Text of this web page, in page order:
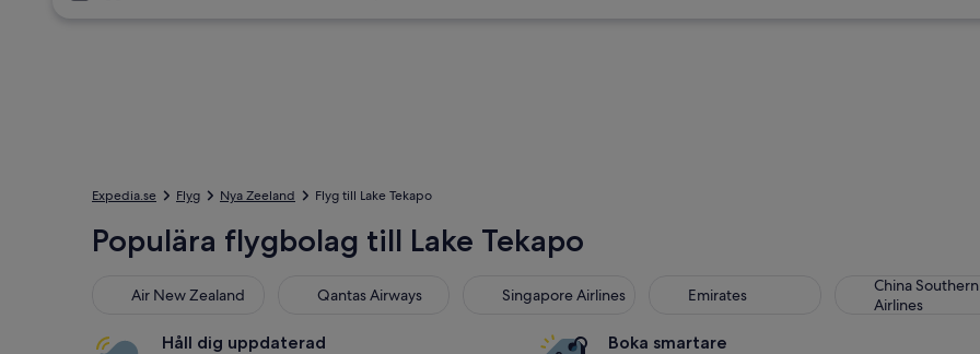
Expedia.se Flyg Nya Zeeland Flyg till Lake Tekapo
Populära flygbolag till Lake Tekapo
Air New Zealand
Air New Zealand Qantas Airways
Qantas Airways Singapore Airlines
Singapore Airlines Emirates
Emirates
China Southern
Airlines
China Southern
Håll dig uppdaterad Boka smartare